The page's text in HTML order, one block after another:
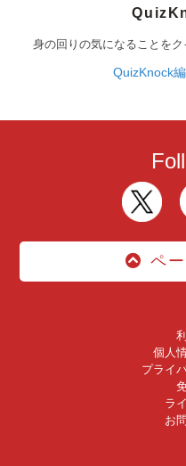
身の回りの気になることをク
QuizKnock
ペ
個人
プライ
ラ
お